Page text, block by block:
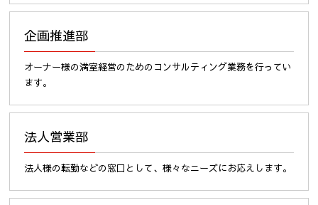
企画推進部
オーナー様の満室経営のためのコンサルティング業務を行ってい
ます。
法人営業部
法人様の転勤などの窓口として、様々なニーズにお応えします。